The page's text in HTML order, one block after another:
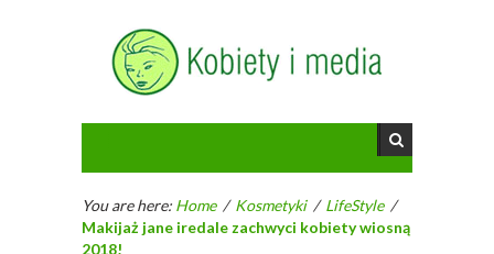
You are here: Home / Kosmetyki / LifeStyle /
Makijaż jane iredale zachwyci kobiety wiosną
2018!